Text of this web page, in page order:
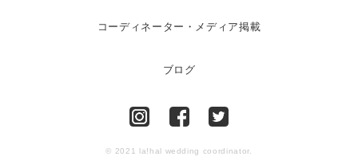
コーディネーター・メディア掲載
ブログ
© 2021 la!hal wedding coordinator.